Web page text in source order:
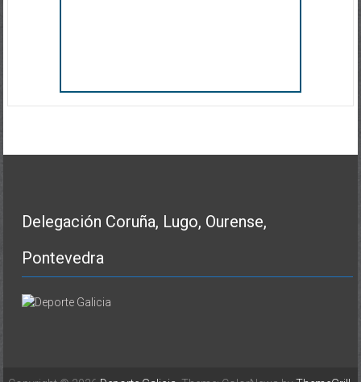
Delegación Coruña, Lugo, Ourense,
Pontevedra